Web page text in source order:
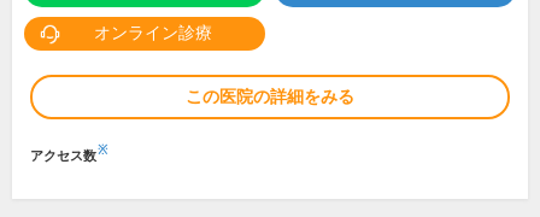
オンライン診療
この医院の詳細をみる
アクセス数※